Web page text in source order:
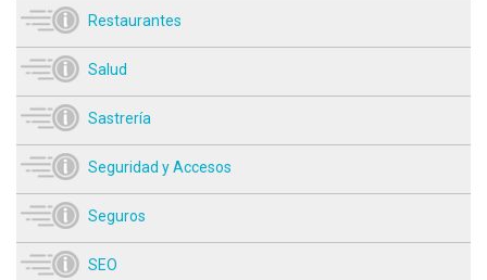
Restaurantes
Salud
Sastrería
Seguridad y Accesos
Seguros
SEO